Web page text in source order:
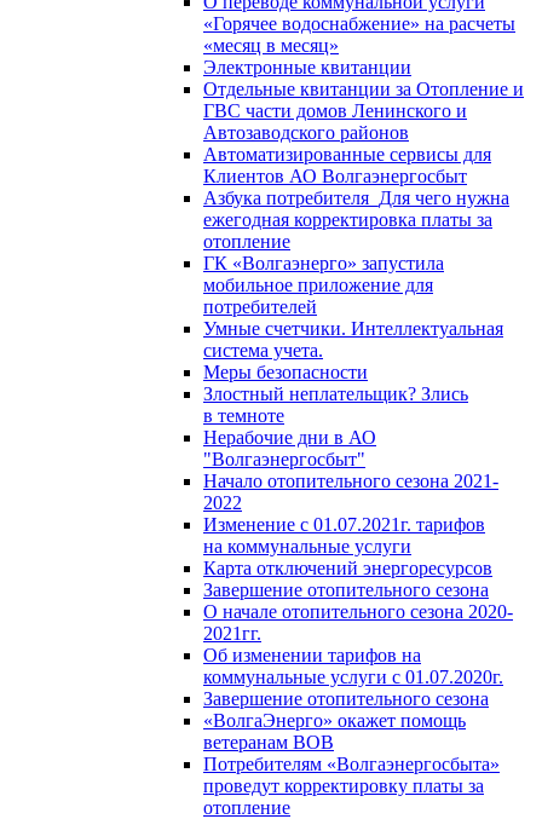
«Горячее водоснабжение» на расчеты
«месяц в месяц»
Электронные квитанции
Отдельные квитанции за Отопление и
ГВС части домов Ленинского и
Автозаводского районов
Автоматизированные сервисы для
Клиентов АО Волгаэнергосбыт
Азбука потребителя_Для чего нужна
ежегодная корректировка платы за
отопление
ГК «Волгаэнерго» запустила
мобильное приложение для
потребителей
Умные счетчики. Интеллектуальная
система учета.
Меры безопасности
Злостный неплательщик? Злись
в темноте
Нерабочие дни в АО
"Волгаэнергосбыт"
Начало отопительного сезона 2021-
2022
Изменение с 01.07.2021г. тарифов
на коммунальные услуги
Карта отключений энергоресурсов
Завершение отопительного сезона
О начале отопительного сезона 2020-
2021гг.
Об изменении тарифов на
коммунальные услуги с 01.07.2020г.
Завершение отопительного сезона
«ВолгаЭнерго» окажет помощь
ветеранам ВОВ
Потребителям «Волгаэнергосбыта»
проведут корректировку платы за
отопление